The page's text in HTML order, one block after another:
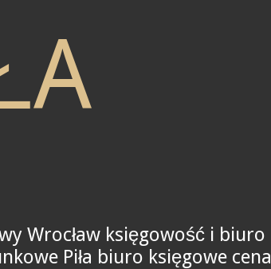
Wrocław księgowość i biuro
Piła biuro księgowe cena